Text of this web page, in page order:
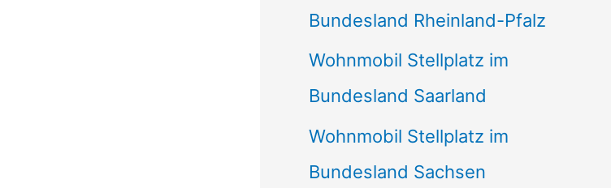
Bundesland Rheinland-Pfalz
Wohnmobil Stellplatz im
Bundesland Saarland
Wohnmobil Stellplatz im
Bundesland Sachsen